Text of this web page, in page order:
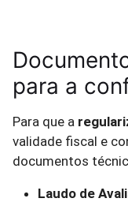
para a
Para que a
validade fiscal e
documentos
Laudo de